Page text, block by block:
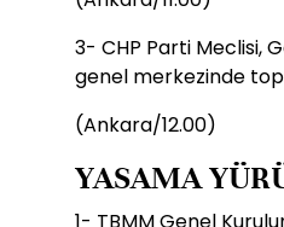
3- CHP Parti Meclisi,
genel merkezinde
(Ankara/12.00)
YASAMA